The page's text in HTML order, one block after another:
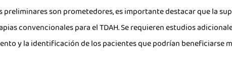
preliminares son prometedores, es importante destacar que la
convencionales para el TDAH. Se requieren estudios
y la identificación de los pacientes que podrían beneficiarse